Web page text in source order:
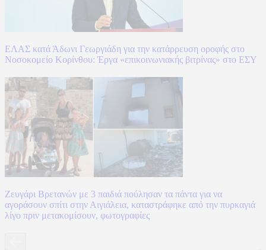
ΕΛΑΣ κατά Άδωνι Γεωργιάδη για την κατάρρευση οροφής στο
Νοσοκομείο Κορίνθου: Έργα «επικοινωνιακής βιτρίνας» στο ΕΣΥ
Ζευγάρι Βρετανών με 3 παιδιά πούλησαν τα πάντα για να
αγοράσουν σπίτι στην Αιγιάλεια, καταστράφηκε από την πυρκαγιά
λίγο πριν μετακομίσουν, φωτογραφίες